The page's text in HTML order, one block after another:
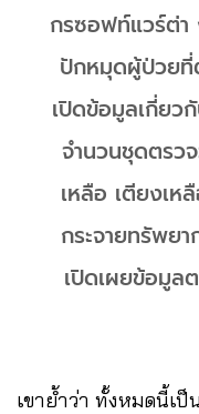
กรซอฟท์แวร์ต่า
ปักหมุดผู้ป่วยที่
เปิดข้อมูลเกี่ยว
จำนวนชุดตรว
เหลือ เตียงเห
กระจายทรัพย
เปิดเผยข้อมูล
เขาย้ำว่า ทั้งหมดนี้เ